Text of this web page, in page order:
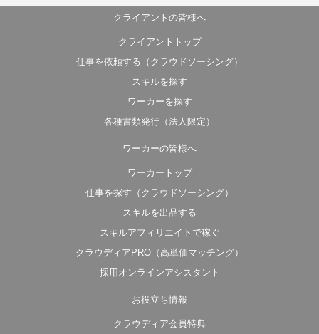
クライアントの皆様へ
クライアントトップ
仕事を依頼する（クラウドソーシング）
スキルを探す
ワーカーを探す
各種書類発行（法人限定）
ワーカーの皆様へ
ワーカートップ
仕事を探す（クラウドソーシング）
スキルを出品する
スキルアフィリエイトで稼ぐ
クラウディアPRO（高単価マッチング）
採用オンラインアシスタント
お役立ち情報
クラウディア会員特典